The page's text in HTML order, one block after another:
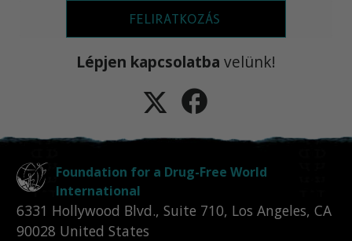
FELIRATKOZÁS
Lépjen kapcsolatba velünk!
Foundation for a Drug-Free World
International
6331 Hollywood Blvd., Suite 710, Los Angeles, CA
90028 United States